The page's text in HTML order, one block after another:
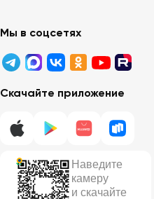
Мы в соцсетях
Скачайте приложение
Наведите
камеру
и скачайте